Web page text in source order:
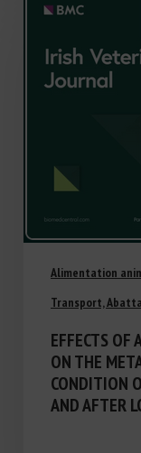
Alimentation
Transport,
EFFECTS OF
ON THE
CONDITION
AND AFTER